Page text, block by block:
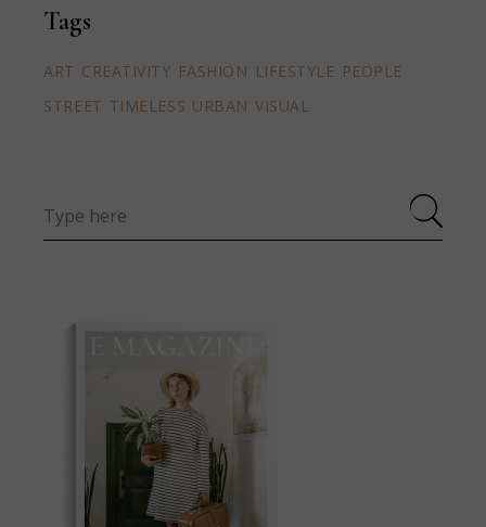
Tags
ART CREATIVITY FASHION LIFESTYLE PEOPLE
STREET TIMELESS URBAN VISUAL